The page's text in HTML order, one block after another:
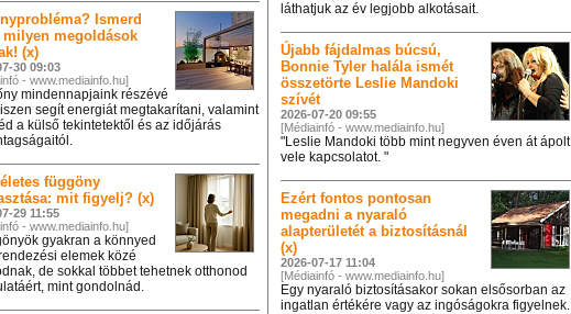
A Centrál Színház két amerikai vígjátékot visz nyárra a Szigliget
Várudvarba
A Centrál Színház idén két amerikai géniusz, a párkapcsolati nehézségek
komikumára épülő darabját viszi nyárra a Szigliget Várudvarba, Puskás Tamás
rendezésében.
A hímzett ünnepi asztalkendők pályázat és kiállítás
Második alkalommal hirdeti meg az M-Art - a Hagyományok Háza szakmai és
stratégiai partnereként - A múltból merítkezve, a jelennek hímezve - II. Hímzett
ünnepi asztalkendők pályázatot.
Ismerd
milyen megoldások
(x)
30 09:03
- www.mediainfo.hu]
mindennapjaink részévé
segít energiát megtakarítani, valamint
a külső tekintetektől és az időjárás
függöny
mit figyelj? (x)
29 11:55
- www.mediainfo.hu]
gyakran a könnyed
elemek közé
de sokkal többet tehetnek otthonod
mint gondolnád.
láthatjuk az év legjobb alkotásait.
Újabb fájdalmas búcsú,
Bonnie Tyler halála ismét
összetörte Leslie Mandoki
szívét
2026-07-20 09:55
[Médiainfó - www.mediainfo.hu]
"Leslie Mandoki több mint negyven éven át ápolt
vele kapcsolatot. "
Ezért fontos pontosan
megadni a nyaraló
alapterületét a biztosításnál
(x)
2026-07-17 11:04
[Médiainfó - www.mediainfo.hu]
Egy nyaraló biztosításakor sokan elsősorban az
ingatlan értékére vagy az ingóságokra figyelnek.